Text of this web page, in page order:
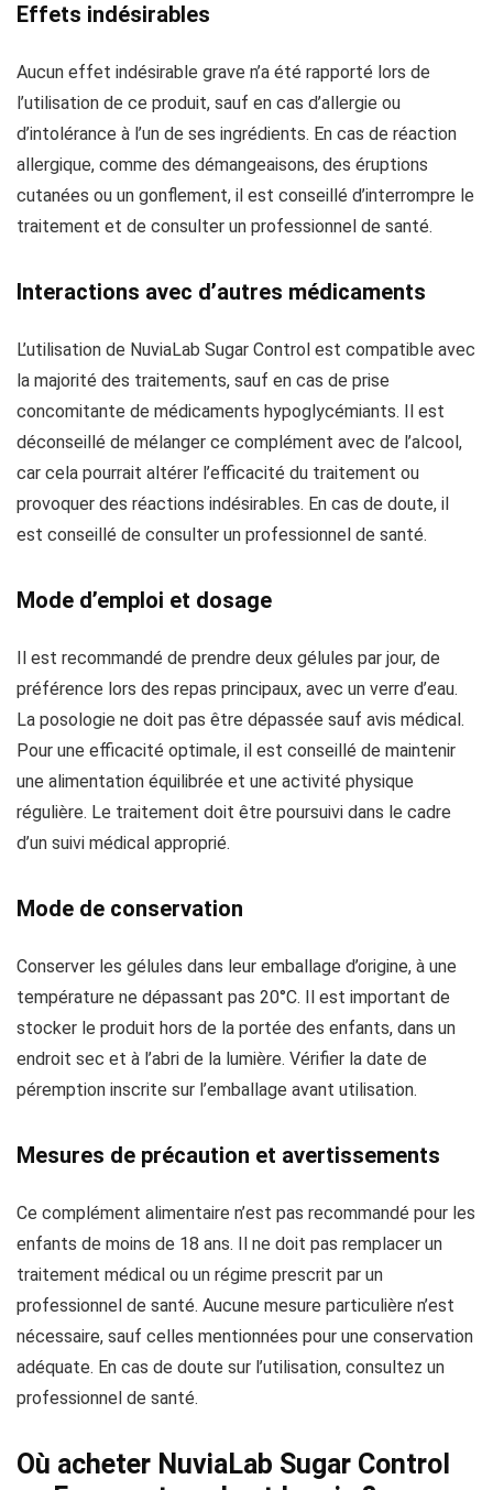
Effets indésirables
Aucun effet indésirable grave n’a été rapporté lors de
l’utilisation de ce produit, sauf en cas d’allergie ou
d’intolérance à l’un de ses ingrédients. En cas de réaction
allergique, comme des démangeaisons, des éruptions
cutanées ou un gonflement, il est conseillé d’interrompre le
traitement et de consulter un professionnel de santé.
Interactions avec d’autres médicaments
L’utilisation de NuviaLab Sugar Control est compatible avec
la majorité des traitements, sauf en cas de prise
concomitante de médicaments hypoglycémiants. Il est
déconseillé de mélanger ce complément avec de l’alcool,
car cela pourrait altérer l’efficacité du traitement ou
provoquer des réactions indésirables. En cas de doute, il
est conseillé de consulter un professionnel de santé.
Mode d’emploi et dosage
Il est recommandé de prendre deux gélules par jour, de
préférence lors des repas principaux, avec un verre d’eau.
La posologie ne doit pas être dépassée sauf avis médical.
Pour une efficacité optimale, il est conseillé de maintenir
une alimentation équilibrée et une activité physique
régulière. Le traitement doit être poursuivi dans le cadre
d’un suivi médical approprié.
Mode de conservation
Conserver les gélules dans leur emballage d’origine, à une
température ne dépassant pas 20°C. Il est important de
stocker le produit hors de la portée des enfants, dans un
endroit sec et à l’abri de la lumière. Vérifier la date de
péremption inscrite sur l’emballage avant utilisation.
Mesures de précaution et avertissements
Ce complément alimentaire n’est pas recommandé pour les
enfants de moins de 18 ans. Il ne doit pas remplacer un
traitement médical ou un régime prescrit par un
professionnel de santé. Aucune mesure particulière n’est
nécessaire, sauf celles mentionnées pour une conservation
adéquate. En cas de doute sur l’utilisation, consultez un
professionnel de santé.
Où acheter NuviaLab Sugar Control